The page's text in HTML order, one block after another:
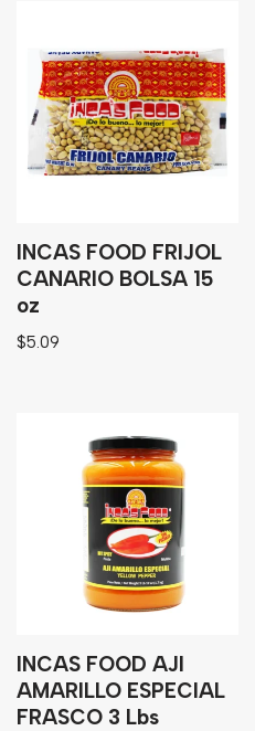
INCAS FOOD FRIJOL
CANARIO BOLSA 15
oz
$5.09
INCAS FOOD AJI
AMARILLO ESPECIAL
FRASCO 3 Lbs